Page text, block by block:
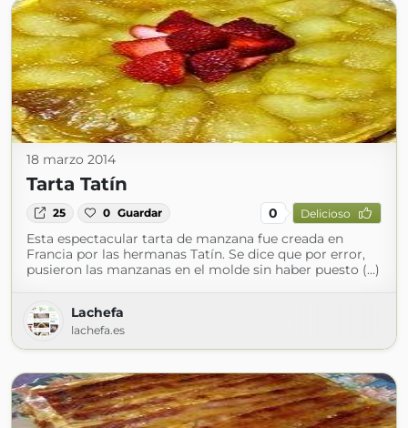
18 marzo 2014
Tarta Tatín
25 0 Guardar 0 Delicioso
Esta espectacular tarta de manzana fue creada en
Francia por las hermanas Tatín. Se dice que por error,
pusieron las manzanas en el molde sin haber puesto (...)
Lachefa
lachefa.es